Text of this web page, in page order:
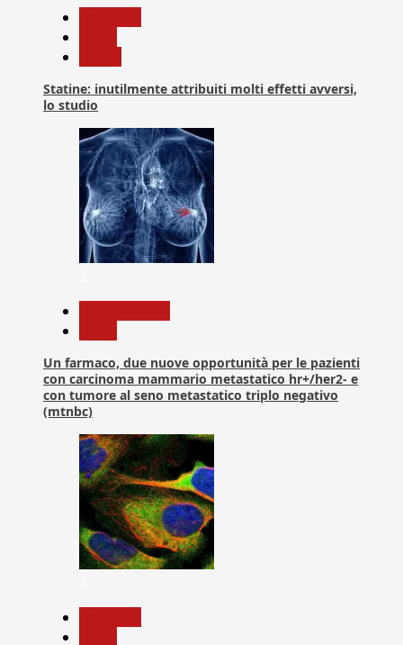
Statine: inutilmente attribuiti molti effetti avversi,
lo studio
Un farmaco, due nuove opportunità per le pazienti
con carcinoma mammario metastatico hr+/her2- e
con tumore al seno metastatico triplo negativo
(mtnbc)